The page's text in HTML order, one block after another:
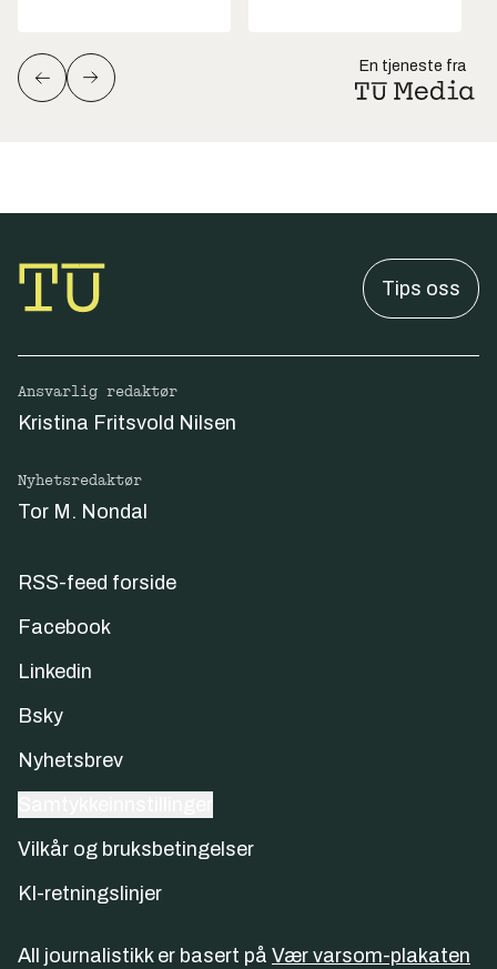
En tjeneste fra
Tips oss
Ansvarlig redaktør
Kristina Fritsvold Nilsen
Nyhetsredaktør
Tor M. Nondal
RSS-feed forside
Facebook
Linkedin
Bsky
Nyhetsbrev
Vilkår og bruksbetingelser
KI-retningslinjer
All journalistikk er basert på Vær varsom-plakaten